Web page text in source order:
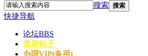
搜索 搜索
快捷导航
论坛BBS
最新帖子
办理VIP(备用)